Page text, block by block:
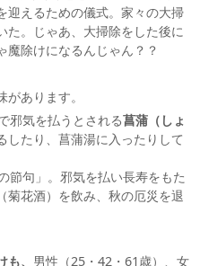
迎えるための儀式。家々の大掃
た。じゃあ、大掃除をした後に
魔除けになるんじゃん？？
あります。
邪気を払うとされる菖蒲（しょ
したり、菖蒲湯に入ったりして
節句」。邪気を払い長寿をもた
菊花酒）を飲み、秋の厄災を退
、 男性（25・42・61歳）、女